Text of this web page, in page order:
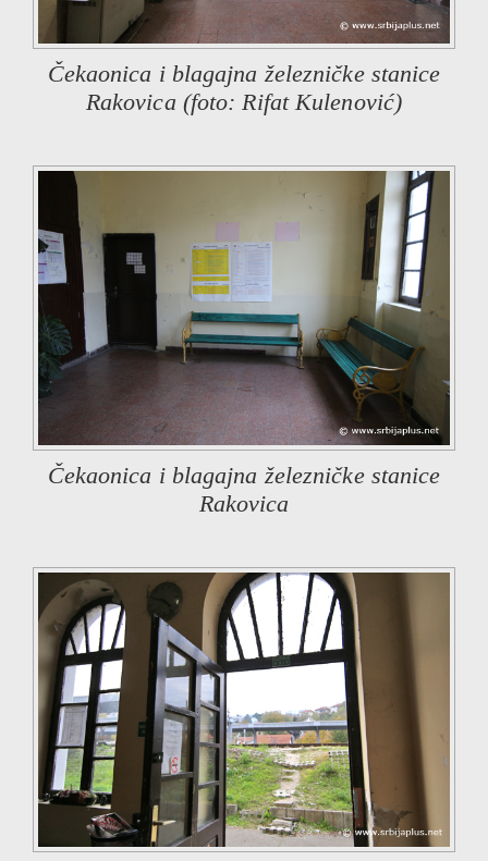
Čekaonica i blagajna železničke stanice
Rakovica (foto: Rifat Kulenović)
Čekaonica i blagajna železničke stanice
Rakovica